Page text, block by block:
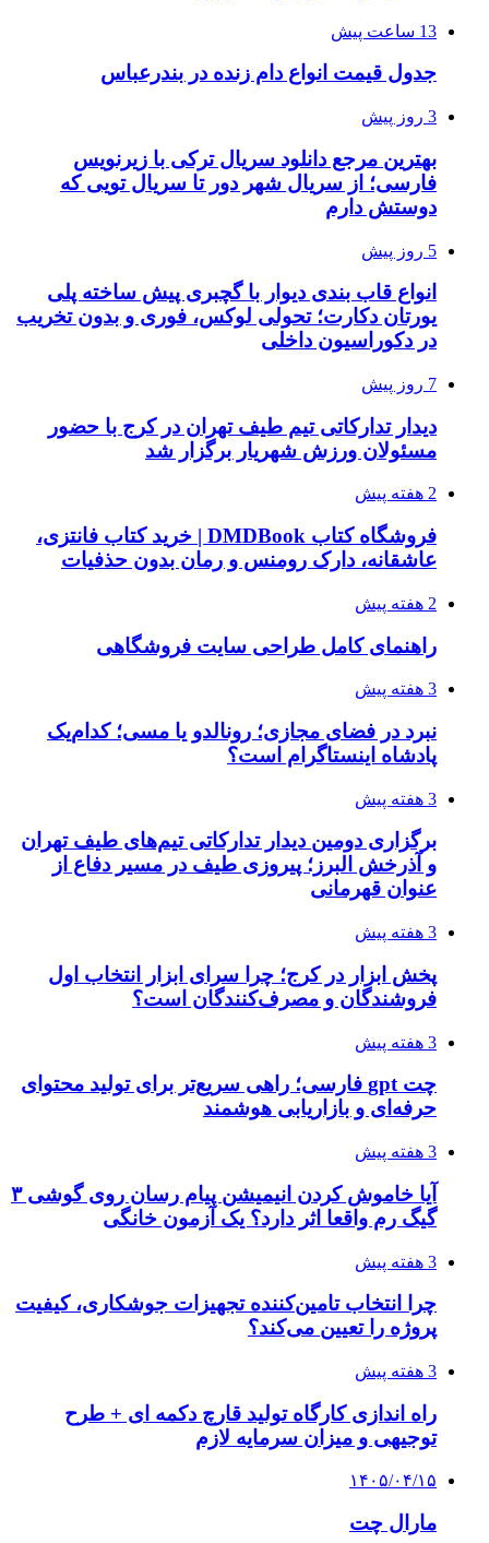
13 ساعت پیش
جدول قیمت انواع دام زنده در بندرعباس
3 روز پیش
بهترین مرجع دانلود سریال ترکی با زیرنویس
فارسی؛ از سریال شهر دور تا سریال تویی که
دوستش دارم
5 روز پیش
انواع قاب بندی دیوار با گچبری پیش ساخته پلی
یورتان دکارت؛ تحولی لوکس، فوری و بدون تخریب
در دکوراسیون داخلی
7 روز پیش
دیدار تدارکاتی تیم طیف تهران در کرج با حضور
مسئولان ورزش شهریار برگزار شد
2 هفته پیش
فروشگاه کتاب DMDBook | خرید کتاب فانتزی،
عاشقانه، دارک رومنس و رمان بدون حذفیات
2 هفته پیش
راهنمای کامل طراحی سایت فروشگاهی
3 هفته پیش
نبرد در فضای مجازی؛ رونالدو یا مسی؛ کدام‌یک
پادشاه اینستاگرام است؟
3 هفته پیش
برگزاری دومین دیدار تدارکاتی تیم‌های طیف تهران
و آذرخش البرز؛ پیروزی طیف در مسیر دفاع از
عنوان قهرمانی
3 هفته پیش
پخش ابزار در کرج؛ چرا سرای ابزار انتخاب اول
فروشندگان و مصرف‌کنندگان است؟
3 هفته پیش
چت gpt فارسی؛ راهی سریع‌تر برای تولید محتوای
حرفه‌ای و بازاریابی هوشمند
3 هفته پیش
آیا خاموش کردن انیمیشن پیام رسان روی گوشی ۳
گیگ رم واقعا اثر دارد؟ یک آزمون خانگی
3 هفته پیش
چرا انتخاب تامین‌کننده تجهیزات جوشکاری، کیفیت
پروژه را تعیین می‌کند؟
3 هفته پیش
راه اندازی کارگاه تولید قارچ دکمه ای + طرح
توجیهی و میزان سرمایه لازم
۱۴۰۵/۰۴/۱۵
مارال چت